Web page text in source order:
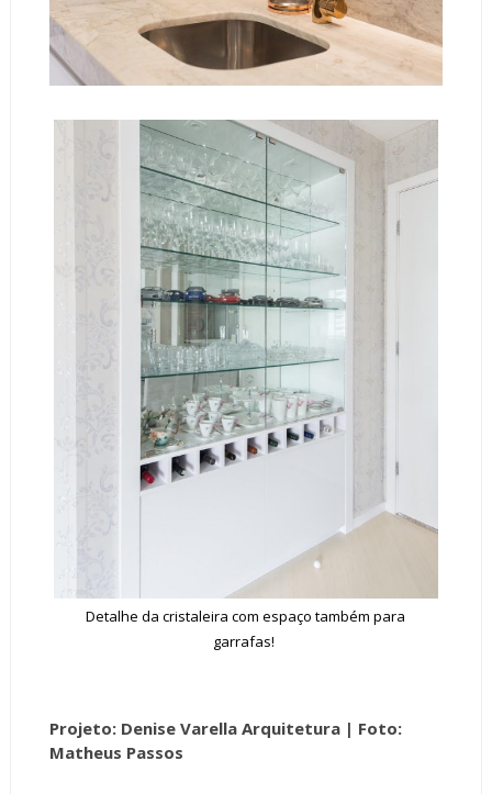
Detalhe da cristaleira com espaço também para
garrafas!
Projeto: Denise Varella Arquitetura | Foto:
Matheus Passos